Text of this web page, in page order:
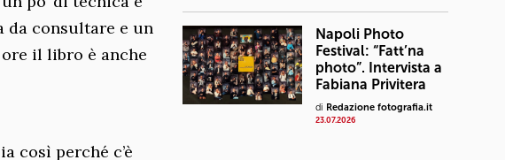
da consultare e un
il libro è anche
così perché c’è
Napoli Photo
Festival: “Fatt’na
photo”. Intervista a
Fabiana Privitera
di Redazione fotografia.it
23.07.2026